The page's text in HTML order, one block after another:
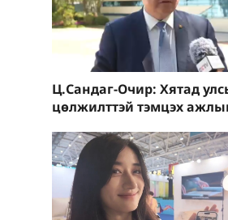
Ц.Сандаг-Очир: Хятад
цөлжилттэй тэмцэх